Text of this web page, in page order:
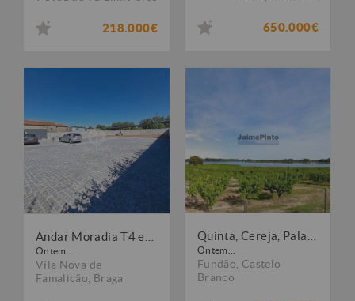
218.000€ 650.000€
Ontem...
Vila Nova de
Famalicão Braga
Ontem...
Fundão Castelo
Branco